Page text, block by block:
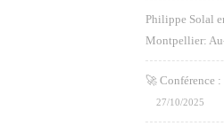
Philippe Solal
Montpellier:
🚀 Conférence
27/10/2025